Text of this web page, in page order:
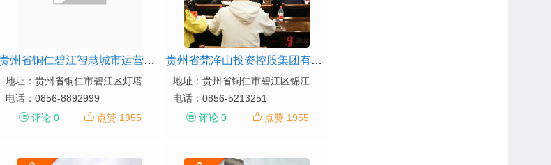
贵州省铜仁碧江智慧城市运营集团股份有限公司
电话： 0856-8892999
评论 0
点赞 1955
贵州省梵净山投资控股集团有限公司
电话： 0856-5213251
评论 0
点赞 1955